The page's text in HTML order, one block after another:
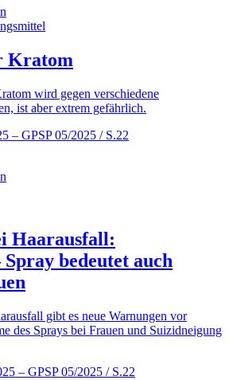
Kratom
wird gegen verschiedene
ist aber extrem gefährlich.
– GPSP 05/2025 / S.22
Haarausfall:
bedeutet auch
gibt es neue Warnungen vor
des Sprays bei Frauen und Suizidneigung
– GPSP 05/2025 / S.22